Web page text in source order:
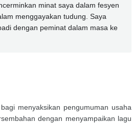
minat saya dalam fesyen
menggayakan tudung. Saya
dengan peminat dalam masa ke
menyaksikan pengumuman usaha
dengan menyampaikan lagu